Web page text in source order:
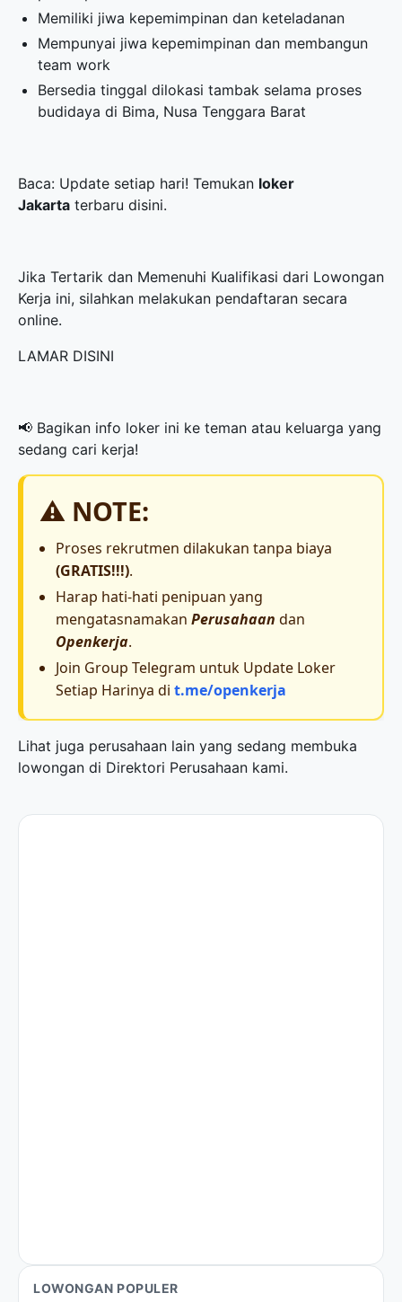
Memiliki jiwa kepemimpinan dan keteladanan
Mempunyai jiwa kepemimpinan dan membangun
team work
Bersedia tinggal dilokasi tambak selama proses
budidaya di Bima, Nusa Tenggara Barat
Baca: Update setiap hari! Temukan loker
Jakarta terbaru disini.
Jika Tertarik dan Memenuhi Kualifikasi dari Lowongan
Kerja ini, silahkan melakukan pendaftaran secara
online.
LAMAR DISINI
📢 Bagikan info loker ini ke teman atau keluarga yang
sedang cari kerja!
⚠️ NOTE:
Proses rekrutmen dilakukan tanpa biaya
(GRATIS!!!).
Harap hati-hati penipuan yang
mengatasnamakan Perusahaan dan
Openkerja.
Join Group Telegram untuk Update Loker
Setiap Harinya di t.me/openkerja
Lihat juga perusahaan lain yang sedang membuka
lowongan di Direktori Perusahaan kami.
LOWONGAN POPULER